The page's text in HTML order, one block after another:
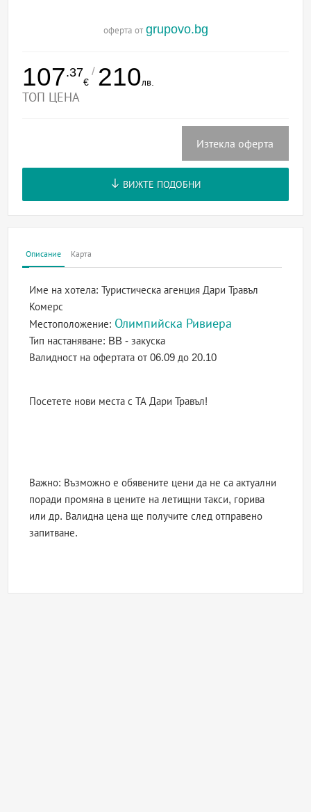
оферта от grupovo.bg
107.37
€
/ 210лв.
ТОП ЦЕНА
Изтекла оферта
ВИЖТЕ ПОДОБНИ
Описание Карта
Име на хотела:Туристическа агенция Дари Травъл
Комерс
Местоположение: Олимпийска Ривиера
Тип настаняване: BB - закуска
Валидност на офертатаот 06.09 до 20.10
Посетете нови места с ТА Дари Травъл!
Важно: Възможно е обявените цени да не са актуални
поради промяна в цените на летищни такси, горива
или др. Валидна цена ще получите след отправено
запитване.